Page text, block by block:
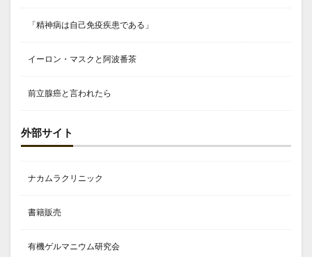
「精神病は自己免疫疾患である」
イーロン・マスクと阿波番茶
前立腺癌と言われたら
外部サイト
ナカムラクリニック
書籍販売
有機ゲルマニウム研究会